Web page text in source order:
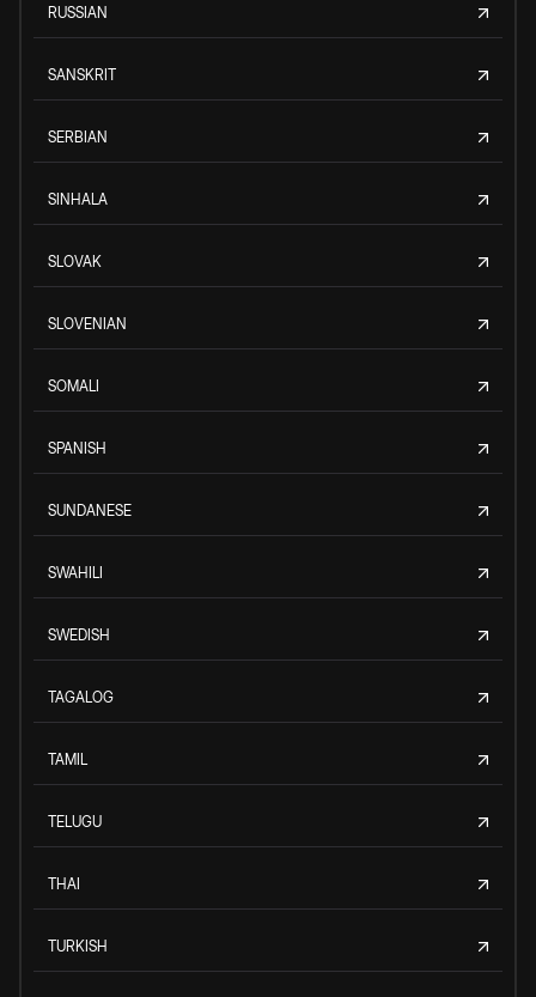
RUSSIAN
SANSKRIT
SERBIAN
SINHALA
SLOVAK
SLOVENIAN
SOMALI
SPANISH
SUNDANESE
SWAHILI
SWEDISH
TAGALOG
TAMIL
TELUGU
THAI
TURKISH